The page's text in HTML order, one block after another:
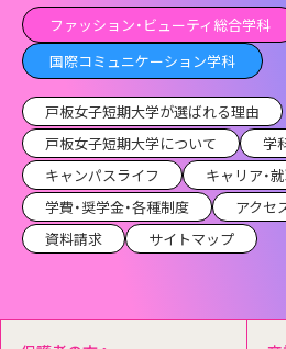
ファッション・ビューティ総合学科
国際コミュニケーション学科
戸板女子短期大学が選ばれる理由
戸板女子短期大学について
学
キャンパスライフ
キャリア・
学費・奨学金・各種制度
アクセ
資料請求
サイトマップ